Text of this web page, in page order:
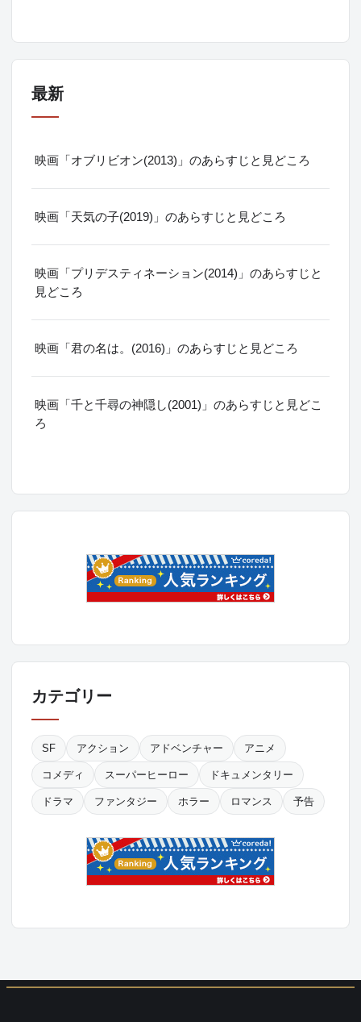
最新
映画「オブリビオン(2013)」のあらすじと見どころ
映画「天気の子(2019)」のあらすじと見どころ
映画「プリデスティネーション(2014)」のあらすじと
見どころ
映画「君の名は。(2016)」のあらすじと見どころ
映画「千と千尋の神隠し(2001)」のあらすじと見どこ
ろ
カテゴリー
SF アクション アドベンチャー アニメ
コメディ スーパーヒーロー ドキュメンタリー
ドラマ ファンタジー ホラー ロマンス 予告